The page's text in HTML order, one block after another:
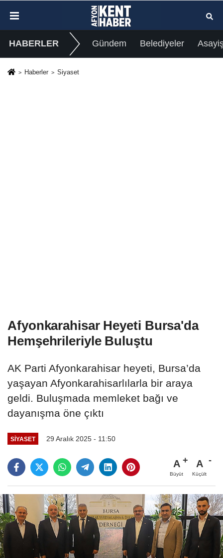
HABERLER Gündem Belediyeler
Haberler Siyaset
Afyonkarahisar Heyeti Bursa'da
Hemşehrileriyle Buluştu
AK Parti Afyonkarahisar heyeti, Bursa’da
yaşayan Afyonkarahisarlılarla bir araya
geldi. Buluşmada memleket bağı ve
dayanışma öne çıktı
SIYASET 29 Aralık 2025 - 11:50
A
Büyüt
A
Küçült